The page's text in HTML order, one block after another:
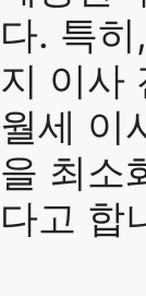
다. 특
지 이사
월세 이
을 최소
다고 합